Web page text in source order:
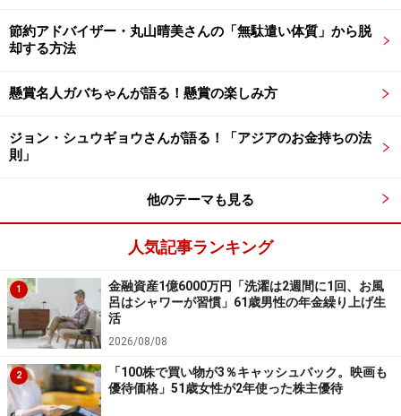
「eMAXIS Slim 全世界株式（オール・カントリー）は最
初はマイナスだったが、月に1000円ほど徐々に上がって
影響もあってか、最初からグングン上がり続け、運用益
15％を維持する優れもの。eMAXIS Slim新興株マネDC
は、運用益は出ているが、他に比べてなかなか上がら
ず。純金積立は、以前に比べて桁違いに上がっている
が、途中で崩して使っていたので全体的な金額は少な
47歳・年収300万円会社員女性の思う積立
投資のメリットや新NISAのプランは？
積立投資を始めてよかった点として、「老後2000万円も
夢ではなくなりそうで、正直ホッとしている」とコメン
ト。「基本的に積立投資は引き出す物では無いと思うの
で、気になる商品が他に出てきても既存の売却ではなく
節約アドバイザー・丸山晴美さんの「無駄遣い体質」から脱
却する方法
懸賞名人ガバちゃんが語る！懸賞の楽しみ方
ジョン・シュウギョウさんが語る！「アジアのお金持ちの法
則」
他のテーマも見る
人気記事ランキング
1
金融資産1億6000万円「洗濯は2週間に1回、お風
呂はシャワーが習慣」61歳男性の年金繰り上げ生
活
2026/08/08
2
「100株で買い物が3％キャッシュバック。映画も
優待価格」51歳女性が2年使った株主優待